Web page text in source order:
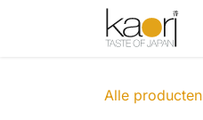
Overslaan naar inhoud
Alle producten